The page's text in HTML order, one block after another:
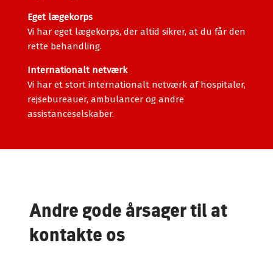
Eget lægekorps
Vi har eget lægekorps, der altid sikrer, at du får den
rette behandling.
Internationalt netværk
Vi har et stort internationalt netværk af hospitaler,
rejsebureauer, ambulancer og andre
assistanceselskaber.
Andre gode årsager til at
kontakte os